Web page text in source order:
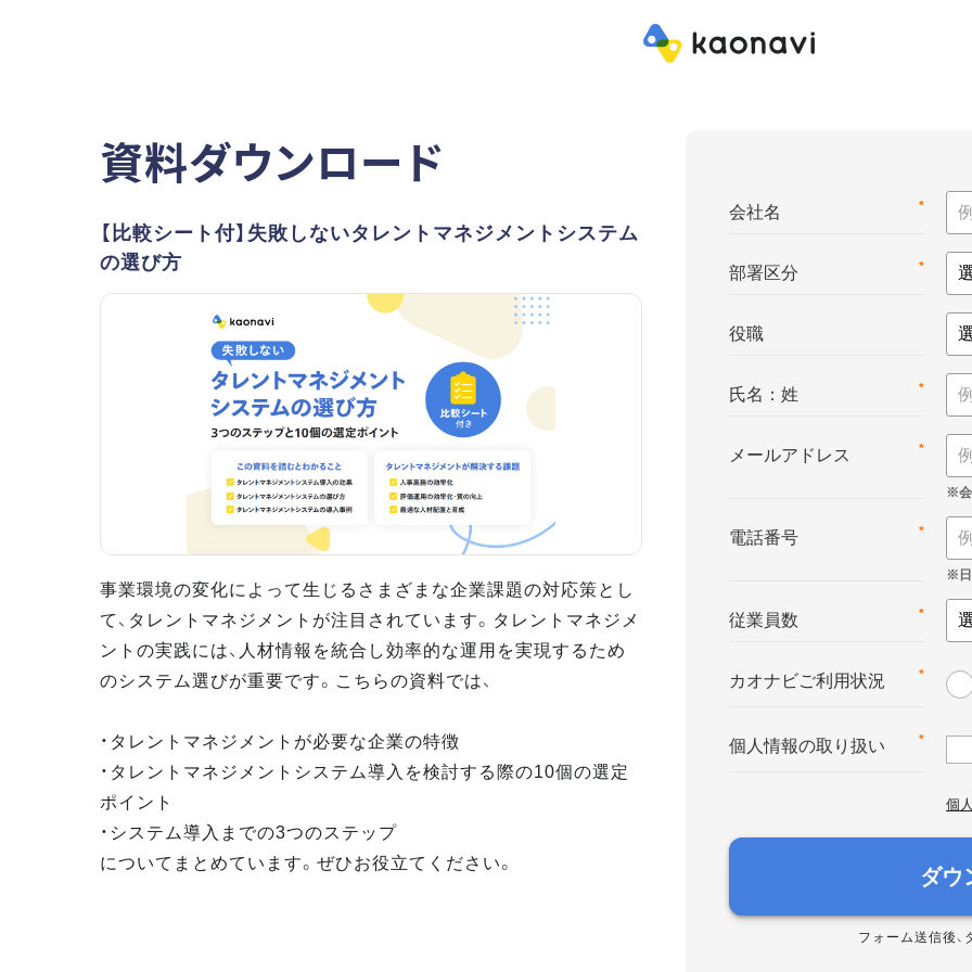
資料ダウンロード
【比較シート付】失敗しないタレントマネジメントシステム
の選び方
事業環境の変化によって生じるさまざまな企業課題の対応策とし
て、タレントマネジメントが注目されています。タレントマネジメ
ントの実践には、人材情報を統合し効率的な運用を実現するため
のシステム選びが重要です。こちらの資料では、
・タレントマネジメントが必要な企業の特徴
・タレントマネジメントシステム導入を検討する際の10個の選定
ポイント
・システム導入までの3つのステップ
についてまとめています。ぜひお役立てください。
*
会社名
*
部署区分
役職
*
氏名：姓
*
メールアドレス
*
電話番号
*
従業員数
*
カオナビご利用状況
*
個人情報の取り扱い
個
ダウ
フォーム送信後